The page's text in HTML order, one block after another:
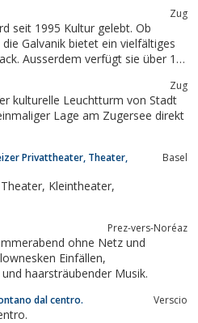
Zug
seit 1995 Kultur gelebt. Ob
Ausserdem verfügt sie über 11
7 Festangestellte und
Zug
kulturelle Leuchtturm von Stadt
Lage am Zugersee direkt
Privattheater, Theater,
Basel
Prez-vers-Noréaz
ohne Netz und
haarsträubender Musik.
dal centro. Verscio